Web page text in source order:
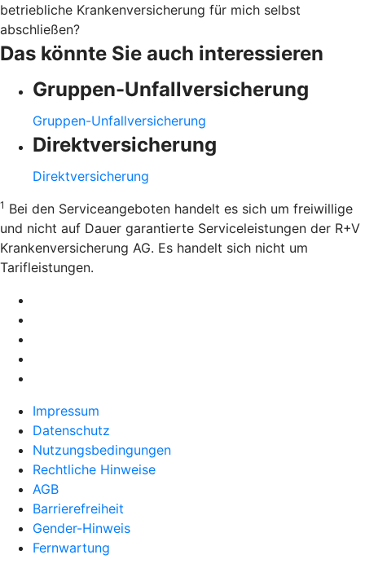
betriebliche Krankenversicherung für mich selbst
abschließen?
Das könnte Sie auch interessieren
Gruppen-Unfallversicherung
Gruppen-Unfallversicherung
Direktversicherung
Direktversicherung
1 Bei den Serviceangeboten handelt es sich um freiwillige
und nicht auf Dauer garantierte Serviceleistungen der R+V
Krankenversicherung AG. Es handelt sich nicht um
Tarifleistungen.
Impressum
Datenschutz
Nutzungsbedingungen
Rechtliche Hinweise
AGB
Barrierefreiheit
Gender-Hinweis
Fernwartung